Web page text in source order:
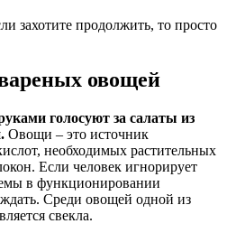
захотите продолжить, то просто
овощей
голосуют за салаты из
Овощи – это источник
необходимых растительных
Если человек игнорирует
в функционировании
ждать. Среди овощей одной из
свекла.